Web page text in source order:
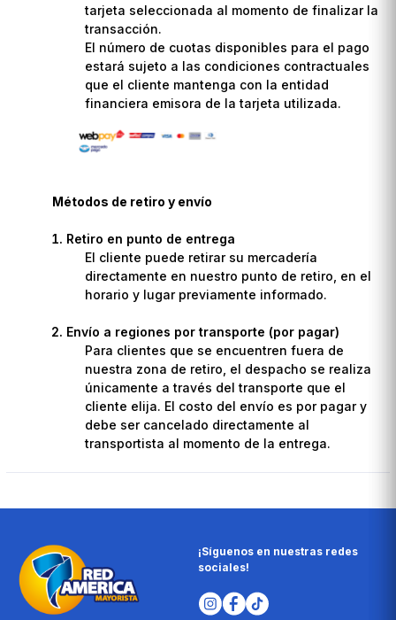
tarjeta seleccionada al momento de finalizar la
transacción.
El número de cuotas disponibles para el pago
estará sujeto a las condiciones contractuales
que el cliente mantenga con la entidad
financiera emisora de la tarjeta utilizada.
Métodos de retiro y envío
Retiro en punto de entrega
El cliente puede retirar su mercadería
directamente en nuestro punto de retiro, en el
horario y lugar previamente informado.
Envío a regiones por transporte (por pagar)
Para clientes que se encuentren fuera de
nuestra zona de retiro, el despacho se realiza
únicamente a través del transporte que el
cliente elija. El costo del envío es por pagar y
debe ser cancelado directamente al
transportista al momento de la entrega.
¡Síguenos en nuestras redes
sociales!